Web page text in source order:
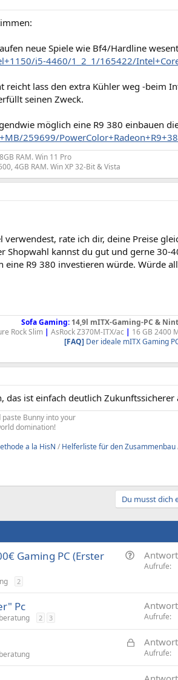
neue Spiele wie Bf4/Hardline
i5-4460/1_2_1/165422/
reicht lass den extra Kühler weg -beim
seinen Zweck.
möglich eine R9 380 einbauen
259699/
RAM. Win 11 Pro
4GB RAM. Win XP 32-Bit & Vista
verwendest, rate ich dir, deine Preise
Shopwahl kannst du gut und gerne 30-
R9 380 investieren würde. Würde
Sofa Gaming: 14,9l mITX-Gaming-PC &
Rock Slim | AsRock Z370M-ITX/ac | 16 GB 2400
[FAQ] Der ideale mITX Gaming
das ist einfach deutlich Zukunftssicherer
paste Bunny into your
domination!
a la HisN / Helferliste für den Zusammenbau
Du musst dich
F
g
Gaming PC (Erster
2
Aufrufe
Pc
2 3 Aufrufe
G
s
Aufrufe